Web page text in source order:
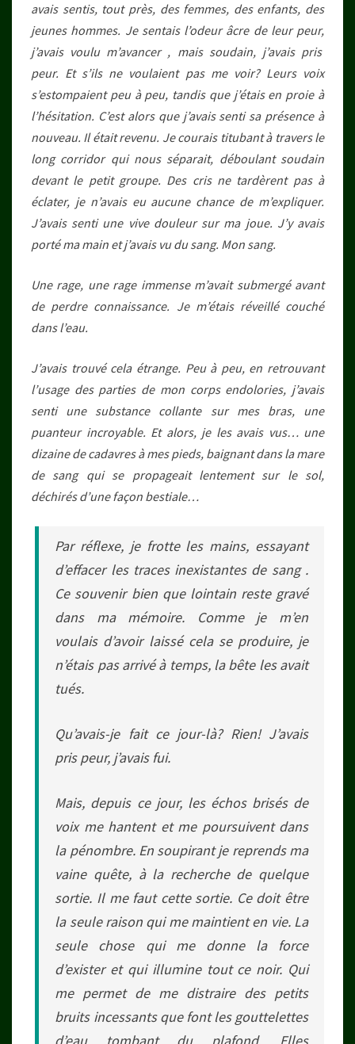
avais sentis, tout près, des femmes, des enfants, des
jeunes hommes. Je sentais l’odeur âcre de leur peur,
j’avais voulu m’avancer , mais soudain, j’avais pris
peur. Et s’ils ne voulaient pas me voir? Leurs voix
s’estompaient peu à peu, tandis que j’étais en proie à
l’hésitation. C’est alors que j’avais senti sa présence à
nouveau. Il était revenu. Je courais titubant à travers le
long corridor qui nous séparait, déboulant soudain
devant le petit groupe. Des cris ne tardèrent pas à
éclater, je n’avais eu aucune chance de m’expliquer.
J’avais senti une vive douleur sur ma joue. J’y avais
porté ma main et j’avais vu du sang. Mon sang.
Une rage, une rage immense m’avait submergé avant
de perdre connaissance. Je m’étais réveillé couché
dans l’eau.
J’avais trouvé cela étrange. Peu à peu, en retrouvant
l’usage des parties de mon corps endolories, j’avais
senti une substance collante sur mes bras, une
puanteur incroyable. Et alors, je les avais vus… une
dizaine de cadavres à mes pieds, baignant dans la mare
de sang qui se propageait lentement sur le sol,
déchirés d’une façon bestiale…
Par réflexe, je frotte les mains, essayant
d’effacer les traces inexistantes de sang .
Ce souvenir bien que lointain reste gravé
dans ma mémoire. Comme je m’en
voulais d’avoir laissé cela se produire, je
n’étais pas arrivé à temps, la bête les avait
tués.
Qu’avais-je fait ce jour-là? Rien! J’avais
pris peur, j’avais fui.
Mais, depuis ce jour, les échos brisés de
voix me hantent et me poursuivent dans
la pénombre. En soupirant je reprends ma
vaine quête, à la recherche de quelque
sortie. Il me faut cette sortie. Ce doit être
la seule raison qui me maintient en vie. La
seule chose qui me donne la force
d’exister et qui illumine tout ce noir. Qui
me permet de me distraire des petits
bruits incessants que font les gouttelettes